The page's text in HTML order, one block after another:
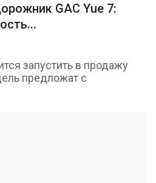
GAC Yue 7:
запустить в продажу
предложат с